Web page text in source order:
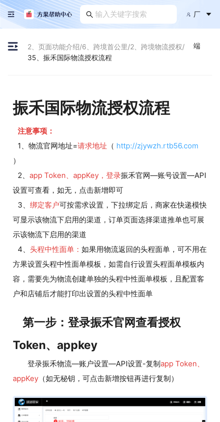
厂
端
2、页面功能介绍/6、跨境首公里/2、跨境物流授权/
35、振禾国际物流授权流程
振禾国际物流授权流程
注意事项：
1、物流官网地址=请求地址 （ http://zjywzh.rtb56.com
）
2、 app Token、appKey，登录振禾官网—账号设置—API
设置可查看，如无，点击新增即可
3、 绑定客户可按需求设置，下拉绑定后，商家在快递模快
可显示该物流下启用的渠道，订单页面选择渠道推单也可展
示该物流下启用的渠道
4、 头程中性面单： 如果用物流返回的头程面单，可不用在
方果设置头程中性面单模板，如需自行设置头程面单模板内
容，需要先为物流创建单独的头程中性面单模板，且配置客
户和店铺后才能打印出设置的头程中性面单
第一步：登录振禾官网查看授权
Token、appkey
登录振禾物流—账户设置—API设置-复制app Token、
appKey （如无秘钥，可点击新增按钮再进行复制）